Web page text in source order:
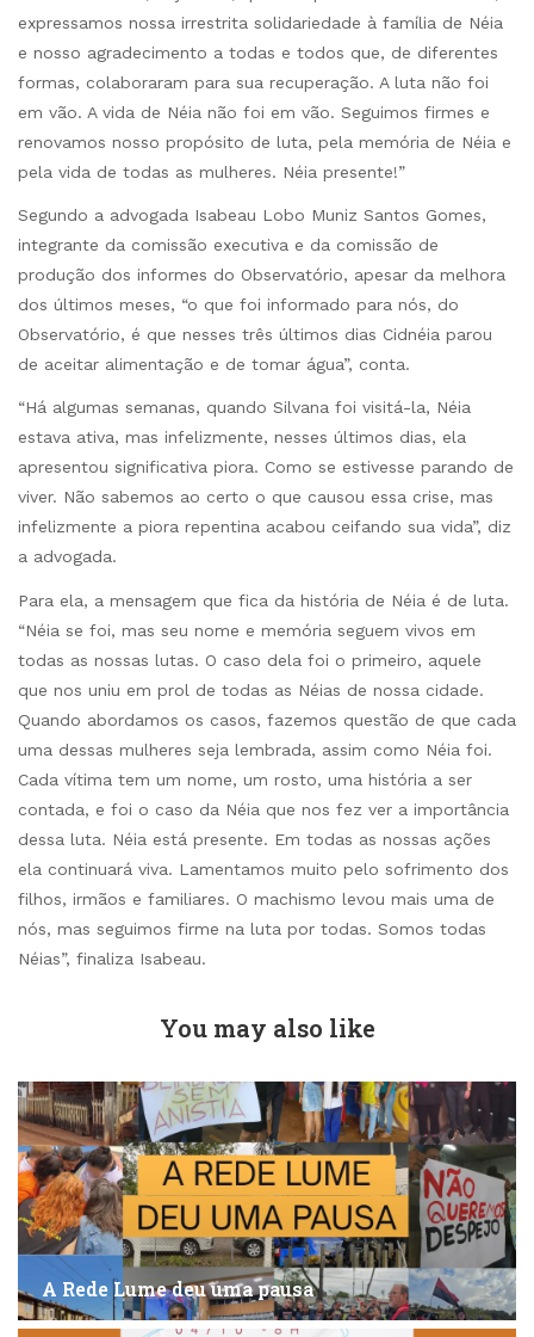
expressamos nossa irrestrita solidariedade à família de Néia
e nosso agradecimento a todas e todos que, de diferentes
formas, colaboraram para sua recuperação. A luta não foi
em vão. A vida de Néia não foi em vão. Seguimos firmes e
renovamos nosso propósito de luta, pela memória de Néia e
pela vida de todas as mulheres. Néia presente!”
Segundo a advogada Isabeau Lobo Muniz Santos Gomes,
integrante da comissão executiva e da comissão de
produção dos informes do Observatório, apesar da melhora
dos últimos meses, “o que foi informado para nós, do
Observatório, é que nesses três últimos dias Cidnéia parou
de aceitar alimentação e de tomar água”, conta.
“Há algumas semanas, quando Silvana foi visitá-la, Néia
estava ativa, mas infelizmente, nesses últimos dias, ela
apresentou significativa piora. Como se estivesse parando de
viver. Não sabemos ao certo o que causou essa crise, mas
infelizmente a piora repentina acabou ceifando sua vida”, diz
a advogada.
Para ela, a mensagem que fica da história de Néia é de luta.
“Néia se foi, mas seu nome e memória seguem vivos em
todas as nossas lutas. O caso dela foi o primeiro, aquele
que nos uniu em prol de todas as Néias de nossa cidade.
Quando abordamos os casos, fazemos questão de que cada
uma dessas mulheres seja lembrada, assim como Néia foi.
Cada vítima tem um nome, um rosto, uma história a ser
contada, e foi o caso da Néia que nos fez ver a importância
dessa luta. Néia está presente. Em todas as nossas ações
ela continuará viva. Lamentamos muito pelo sofrimento dos
filhos, irmãos e familiares. O machismo levou mais uma de
nós, mas seguimos firme na luta por todas. Somos todas
Néias”, finaliza Isabeau.
You may also like
A Rede Lume deu uma pausa